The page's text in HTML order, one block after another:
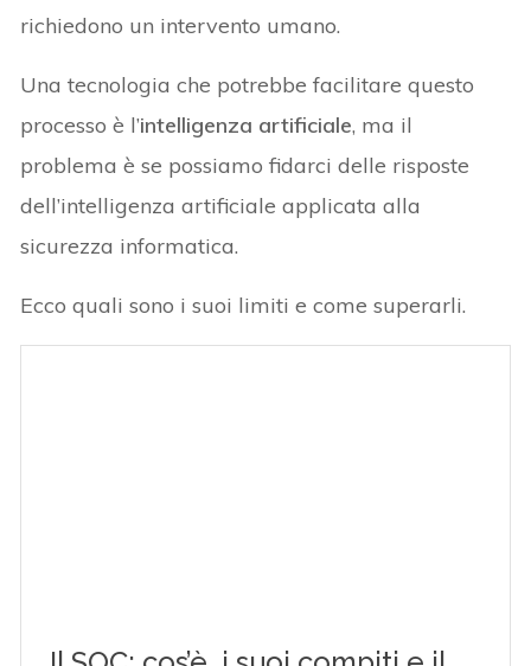
richiedono un intervento umano.
Una tecnologia che potrebbe facilitare questo
processo è l’intelligenza artificiale, ma il
problema è se possiamo fidarci delle risposte
dell’intelligenza artificiale applicata alla
sicurezza informatica.
Ecco quali sono i suoi limiti e come superarli.